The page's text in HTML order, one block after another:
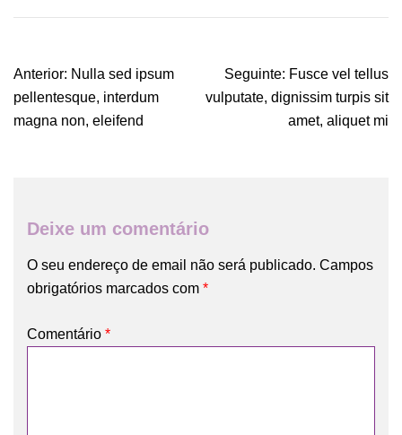
Navegação
de
artigos
Anterior: Nulla sed ipsum
pellentesque, interdum
magna non, eleifend
Seguinte: Fusce vel tellus
vulputate, dignissim turpis sit
amet, aliquet mi
Deixe um comentário
O seu endereço de email não será publicado. Campos
obrigatórios marcados com *
Comentário *